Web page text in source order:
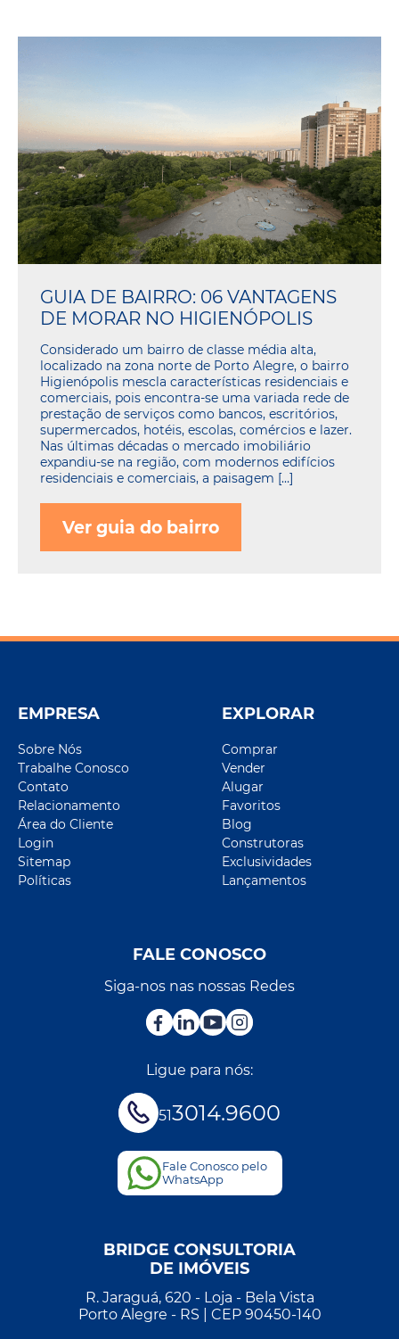
GUIA DE BAIRRO: 06 VANTAGENS
DE MORAR NO HIGIENÓPOLIS
Considerado um bairro de classe média alta,
localizado na zona norte de Porto Alegre, o bairro
Higienópolis mescla características residenciais e
comerciais, pois encontra-se uma variada rede de
prestação de serviços como bancos, escritórios,
supermercados, hotéis, escolas, comércios e lazer.
Nas últimas décadas o mercado imobiliário
expandiu-se na região, com modernos edifícios
residenciais e comerciais, a paisagem […]
Ver guia do bairro
EMPRESA
Sobre Nós
Trabalhe Conosco
Contato
Relacionamento
Área do Cliente
Login
Sitemap
Políticas
EXPLORAR
Comprar
Vender
Alugar
Favoritos
Blog
Construtoras
Exclusividades
Lançamentos
FALE CONOSCO
Siga-nos nas nossas Redes
Ligue para nós:
513014.9600
Fale Conosco pelo
WhatsApp
BRIDGE CONSULTORIA
DE IMÓVEIS
R. Jaraguá, 620 - Loja - Bela Vista
Porto Alegre - RS | CEP 90450-140